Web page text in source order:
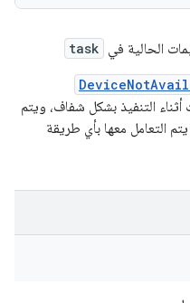
الحالية في task
التنفيذ بشكل شفاف، ويتم
التعامل معها بأي طريقة